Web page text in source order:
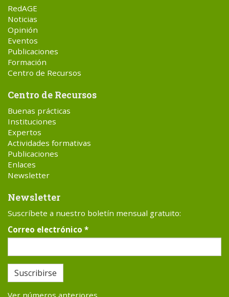
RedAGE
Noticias
Opinión
Eventos
Publicaciones
Formación
Centro de Recursos
Centro de Recursos
Buenas prácticas
Instituciones
Expertos
Actividades formativas
Publicaciones
Enlaces
Newsletter
Newsletter
Suscríbete a nuestro boletín mensual gratuito:
Correo electrónico *
Suscribirse